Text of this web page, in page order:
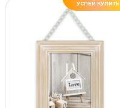
ХИТ
УСПЕЙ КУПИТЬ